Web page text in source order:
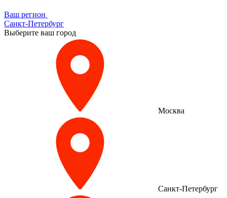
Ваш регион
Санкт-Петербург
Выберите ваш город
Москва
Санкт-Петербург